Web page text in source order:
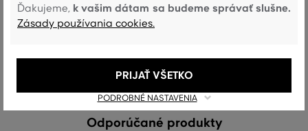
Starostlivosť
Odporúčané produkty
Ďakujeme, k vašim dátam sa budeme správať slušne.
Zásady používania cookies.
PODROBNÉ NASTAVENIA
PRIJAŤ VŠETKO